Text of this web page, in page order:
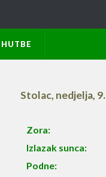
HUTBE
Stolac, nedjelja,
Zora:
Izlazak sunca:
Podne: